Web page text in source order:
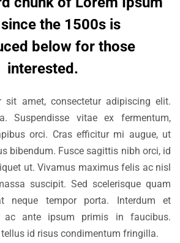
the 1500s is
below for those
interested.
sit amet, consectetur adipiscing elit.
Suspendisse vitae ex fermentum,
orci. Cras efficitur mi augue, ut
bibendum. Fusce sagittis nibh orci, id
ut. Vivamus maximus felis ac nisl
suscipit. Sed scelerisque quam
neque tempor porta. Interdum et
ac ante ipsum primis in faucibus.
id risus condimentum fringilla.